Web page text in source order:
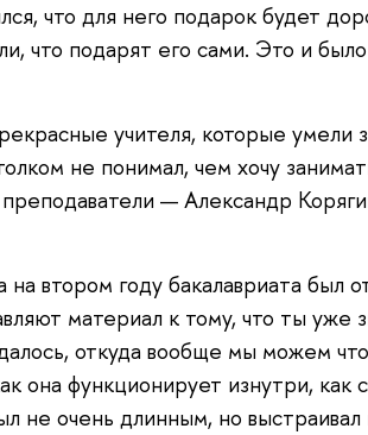
что для него подарок будет
что подарят его сами. Это и
учителя, которые умели
не понимал, чем хочу
— Александр
втором году бакалавриата был
материал к тому, что ты уже
откуда вообще мы можем
она функционирует изнутри, как
не очень длинным, но